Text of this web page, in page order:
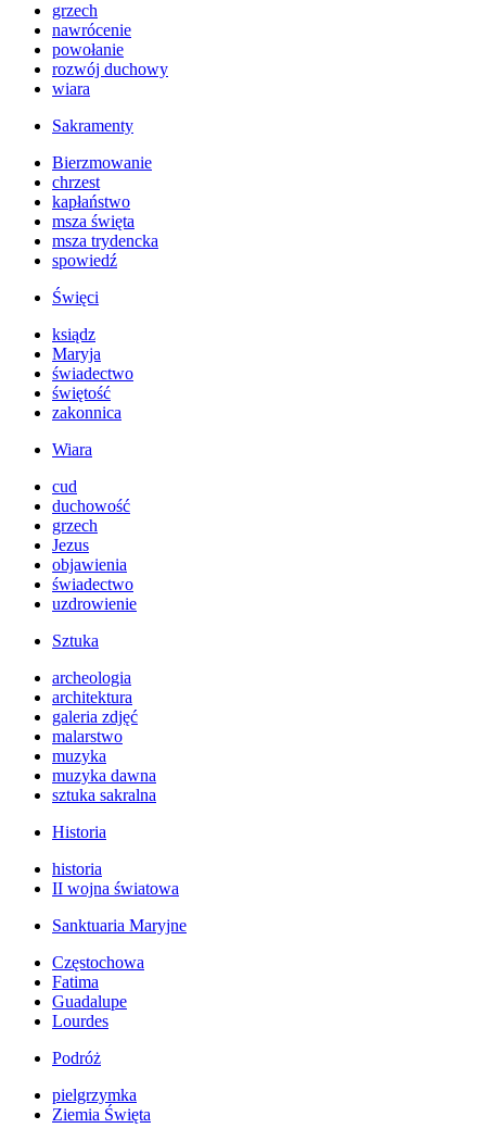
grzech
nawrócenie
powołanie
rozwój duchowy
wiara
Sakramenty
Bierzmowanie
chrzest
kapłaństwo
msza święta
msza trydencka
spowiedź
Święci
ksiądz
Maryja
świadectwo
świętość
zakonnica
Wiara
cud
duchowość
grzech
Jezus
objawienia
świadectwo
uzdrowienie
Sztuka
archeologia
architektura
galeria zdjęć
malarstwo
muzyka
muzyka dawna
sztuka sakralna
Historia
historia
II wojna światowa
Sanktuaria Maryjne
Częstochowa
Fatima
Guadalupe
Lourdes
Podróż
pielgrzymka
Ziemia Święta